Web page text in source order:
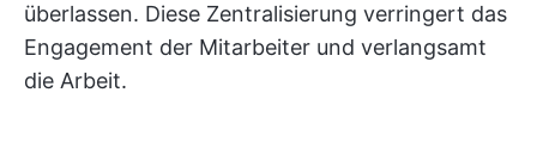
überlassen. Diese Zentralisierung verringert das
Engagement der Mitarbeiter und verlangsamt
die Arbeit.